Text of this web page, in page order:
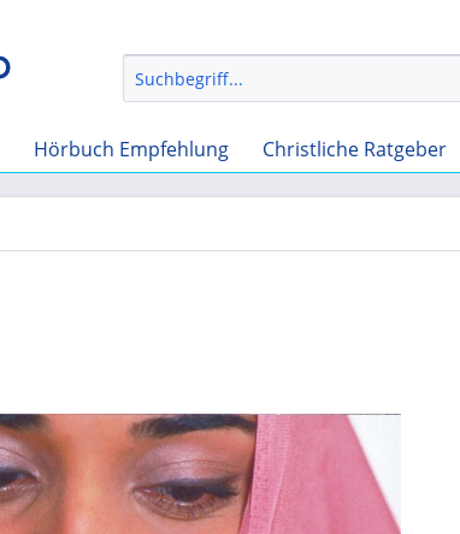
Hörbuch Empfehlung Christliche Ratgeber